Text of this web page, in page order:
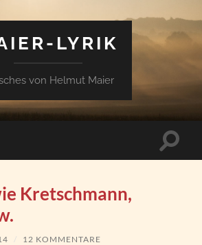
LYRIK
von Helmut Maier
Kretschmann,
/ 12 KOMMENTARE